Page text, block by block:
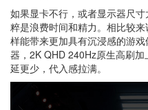
如果显卡不行，或者显示器尺
粹是浪费时间和精力。相比较
样能带来更加具有沉浸感的游
器，2K QHD 240Hz原生高刷
延更少，代入感拉满。